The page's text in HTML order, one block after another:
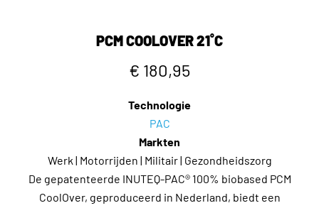
PCM COOLOVER 21˚C
€ 180,95
Technologie
PAC
Markten
Werk | Motorrijden | Militair | Gezondheidszorg
De gepatenteerde INUTEQ-PAC® 100% biobased PCM
CoolOver, geproduceerd in Nederland, biedt een